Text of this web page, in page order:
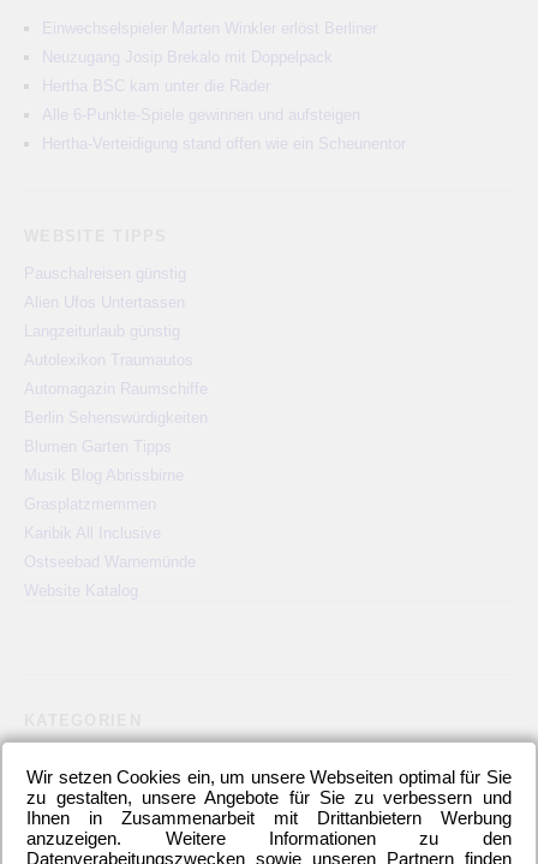
Einwechselspieler Marten Winkler erlöst Berliner
Neuzugang Josip Brekalo mit Doppelpack
Hertha BSC kam unter die Räder
Alle 6-Punkte-Spiele gewinnen und aufsteigen
Hertha-Verteidigung stand offen wie ein Scheunentor
Pauschalreisen günstig
Alien Ufos Untertassen
Langzeiturlaub günstig
Autolexikon Traumautos
Automagazin Raumschiffe
Berlin Sehenswürdigkeiten
Blumen Garten Tipps
Musik Blog Abrissbirne
Grasplatzmemmen
Karibik All Inclusive
Ostseebad Warnemünde
Website Katalog
Bundesliga(445) DFB-Auswahl(17) DFB-Pokal (62)
EM(21) Freundschaftsspiel(22) Hertha BSC Berlin(699)
Relegationsspiel
Schiedsrichter(21) Transfers
(7)
Wir setzen Cookies ein, um unsere Webseiten optimal für Sie
zu gestalten, unsere Angebote für Sie zu verbessern und
Ihnen in Zusammenarbeit mit Drittanbietern Werbung
anzuzeigen. Weitere Informationen zu den
Datenverabeitungszwecken sowie unseren Partnern finden